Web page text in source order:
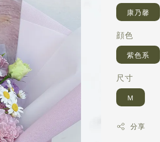
康乃馨
顔色
紫色系
尺寸
Ｍ
分享